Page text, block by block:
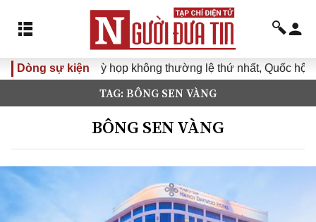
Dòng sự kiệnKỳ họp không thường lệ thứ nhất, Quốc hội khóa
TAG: BÔNG SEN VÀNG
BÔNG SEN VÀNG